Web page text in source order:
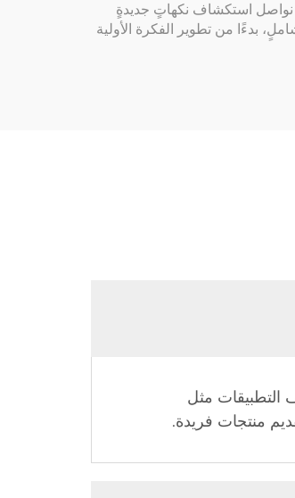
نواصل استكشاف نكهاتٍ جديدةٍ
بدءًا من تطوير الفكرة الأولية
التطبيقات مثل
منتجات فريدة.